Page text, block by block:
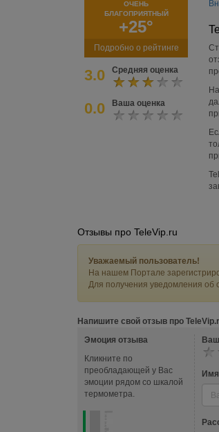
ОЧЕНЬ
БЛАГОПРИЯТНЫЙ
+25°
Подробно о рейтинге
3.0 Средняя оценка
0.0 Ваша оценка
Отзывы про TeleVip.ru
Уважаемый пользователь!
На нашем Портале
Для получения уведомления об
Напишите свой отзыв про
Эмоция отзыва
Кликните по
преобладающей у Вас
эмоции рядом со шкалой
термометра.